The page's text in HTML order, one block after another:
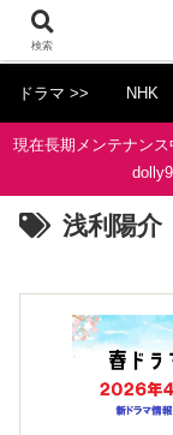
ドラマ >> NHK
現在長期メンテナン
浅利陽介
検索